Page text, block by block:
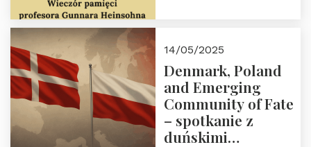
14/05/2025
Denmark, Poland
and Emerging
Community of Fate
– spotkanie z
duńskimi